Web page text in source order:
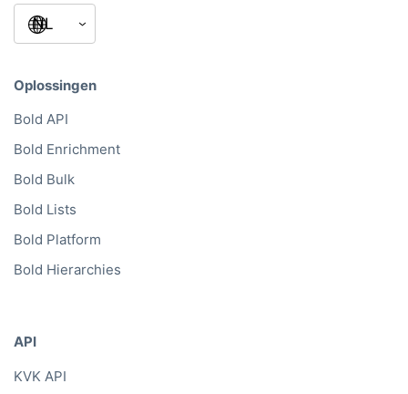
Oplossingen
Bold API
Bold Enrichment
Bold Bulk
Bold Lists
Bold Platform
Bold Hierarchies
API
KVK API